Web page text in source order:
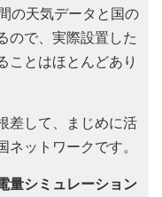
の天気データと国の
ので、実際設置した
ことはほとんどあり
差して、まじめに活
ットワークです。
量シミュレーション